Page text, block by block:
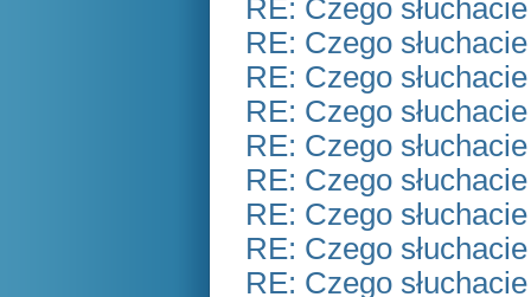
RE: Czego
RE: Czego
RE: Czego
RE: Czego
RE: Czego
RE: Czego
RE: Czego
RE: Czego
RE: Czego